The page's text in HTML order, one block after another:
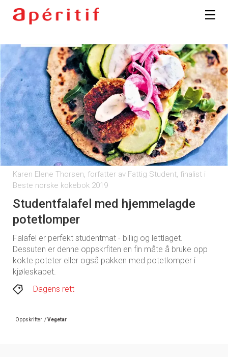
Karen Elene Thorsen, forfatter av Fattig Student, finalist i
Beste norske kokebok 2019
Studentfalafel med hjemmelagde
potetlomper
Falafel er perfekt studentmat - billig og lettlaget.
Dessuten er denne oppskrfiten en fin måte å bruke opp
kokte poteter eller også pakken med potetlomper i
kjøleskapet.
Dagens rett
Oppskrifter /Vegetar